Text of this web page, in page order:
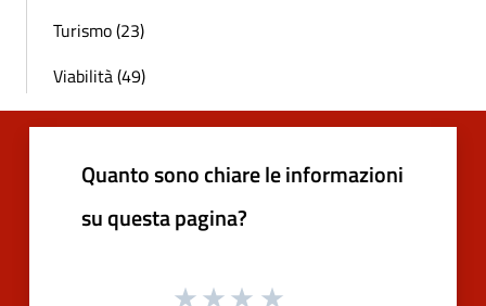
Turismo (23)
Viabilità (49)
Quanto sono chiare le informazioni
su questa pagina?